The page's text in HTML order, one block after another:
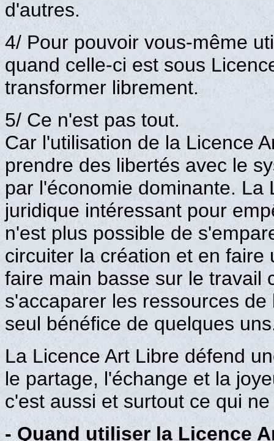
d'autres.
4/ Pour pouvoir vous-même
quand celle-ci est sous
transformer librement.
5/ Ce n'est pas tout.
Car l'utilisation de la Licence
prendre des libertés avec le
par l'économie dominante. La
juridique intéressant pour
n'est plus possible de
circuiter la création et en
faire main basse sur le travail
s'accaparer les ressources
seul bénéfice de quelques
La Licence Art Libre défend
le partage, l'échange et la
c'est aussi et surtout ce qui
- Quand utiliser la Licence